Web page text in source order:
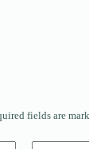
fields are